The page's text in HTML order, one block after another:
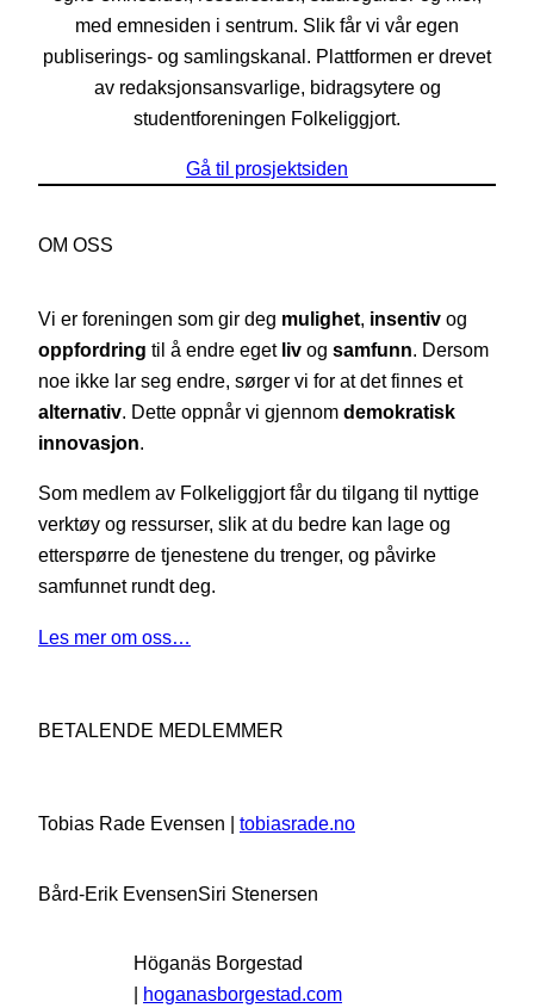
med emnesiden i sentrum. Slik får vi vår egen
publiserings- og samlingskanal. Plattformen er drevet
av redaksjonsansvarlige, bidragsytere og
studentforeningen Folkeliggjort.
Gå til prosjektsiden
OM OSS
Vi er foreningen som gir deg mulighet, insentiv og
oppfordring til å endre eget liv og samfunn. Dersom
noe ikke lar seg endre, sørger vi for at det finnes et
alternativ. Dette oppnår vi gjennom demokratisk
innovasjon.
Som medlem av Folkeliggjort får du tilgang til nyttige
verktøy og ressurser, slik at du bedre kan lage og
etterspørre de tjenestene du trenger, og påvirke
samfunnet rundt deg.
Les mer om oss…
BETALENDE MEDLEMMER
Tobias Rade Evensen | tobiasrade.no
Bård-Erik EvensenSiri Stenersen
Höganäs Borgestad
| hoganasborgestad.com